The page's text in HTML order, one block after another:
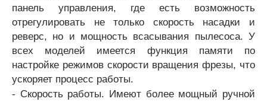
панель управления, где есть возможность
отрегулировать не только скорость насадки и
реверс, но и мощность всасывания пылесоса. У
всех моделей имеется функция памяти по
настройке режимов скорости вращения фрезы, что
ускоряет процесс работы.
- Скорость работы. Имеют более мощный ручной